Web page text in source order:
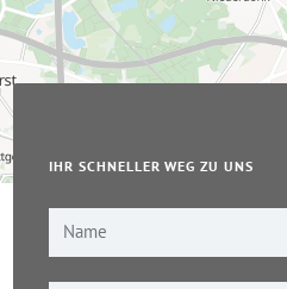
IHR SCHNELLER WEG ZU UNS